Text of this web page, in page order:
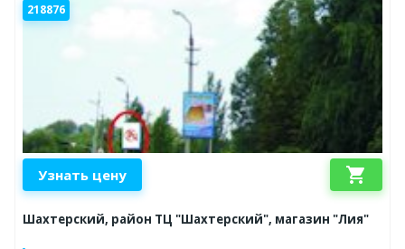
218876
Узнать цену shopping_cart
Шахтерский, район ТЦ "Шахтерский", магазин "Лия"